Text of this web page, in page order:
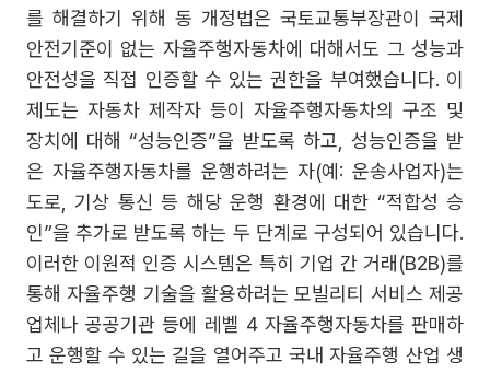
를 해결하기 위해 동 개정법은 국토교통부장관이 국제
안전기준이 없는 자율주행자동차에 대해서도 그 성능과
안전성을 직접 인증할 수 있는 권한을 부여했습니다. 이
제도는 자동차 제작자 등이 자율주행자동차의 구조 및
장치에 대해 “성능인증”을 받도록 하고, 성능인증을 받
은 자율주행자동차를 운행하려는 자(예: 운송사업자)는
도로, 기상 통신 등 해당 운행 환경에 대한 “적합성 승
인”을 추가로 받도록 하는 두 단계로 구성되어 있습니다.
이러한 이원적 인증 시스템은 특히 기업 간 거래(B2B)를
통해 자율주행 기술을 활용하려는 모빌리티 서비스 제공
업체나 공공기관 등에 레벨 4 자율주행자동차를 판매하
고 운행할 수 있는 길을 열어주고 국내 자율주행 산업 생